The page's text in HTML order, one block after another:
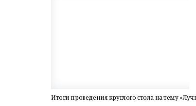
Итоги проведения круглого стола на тему